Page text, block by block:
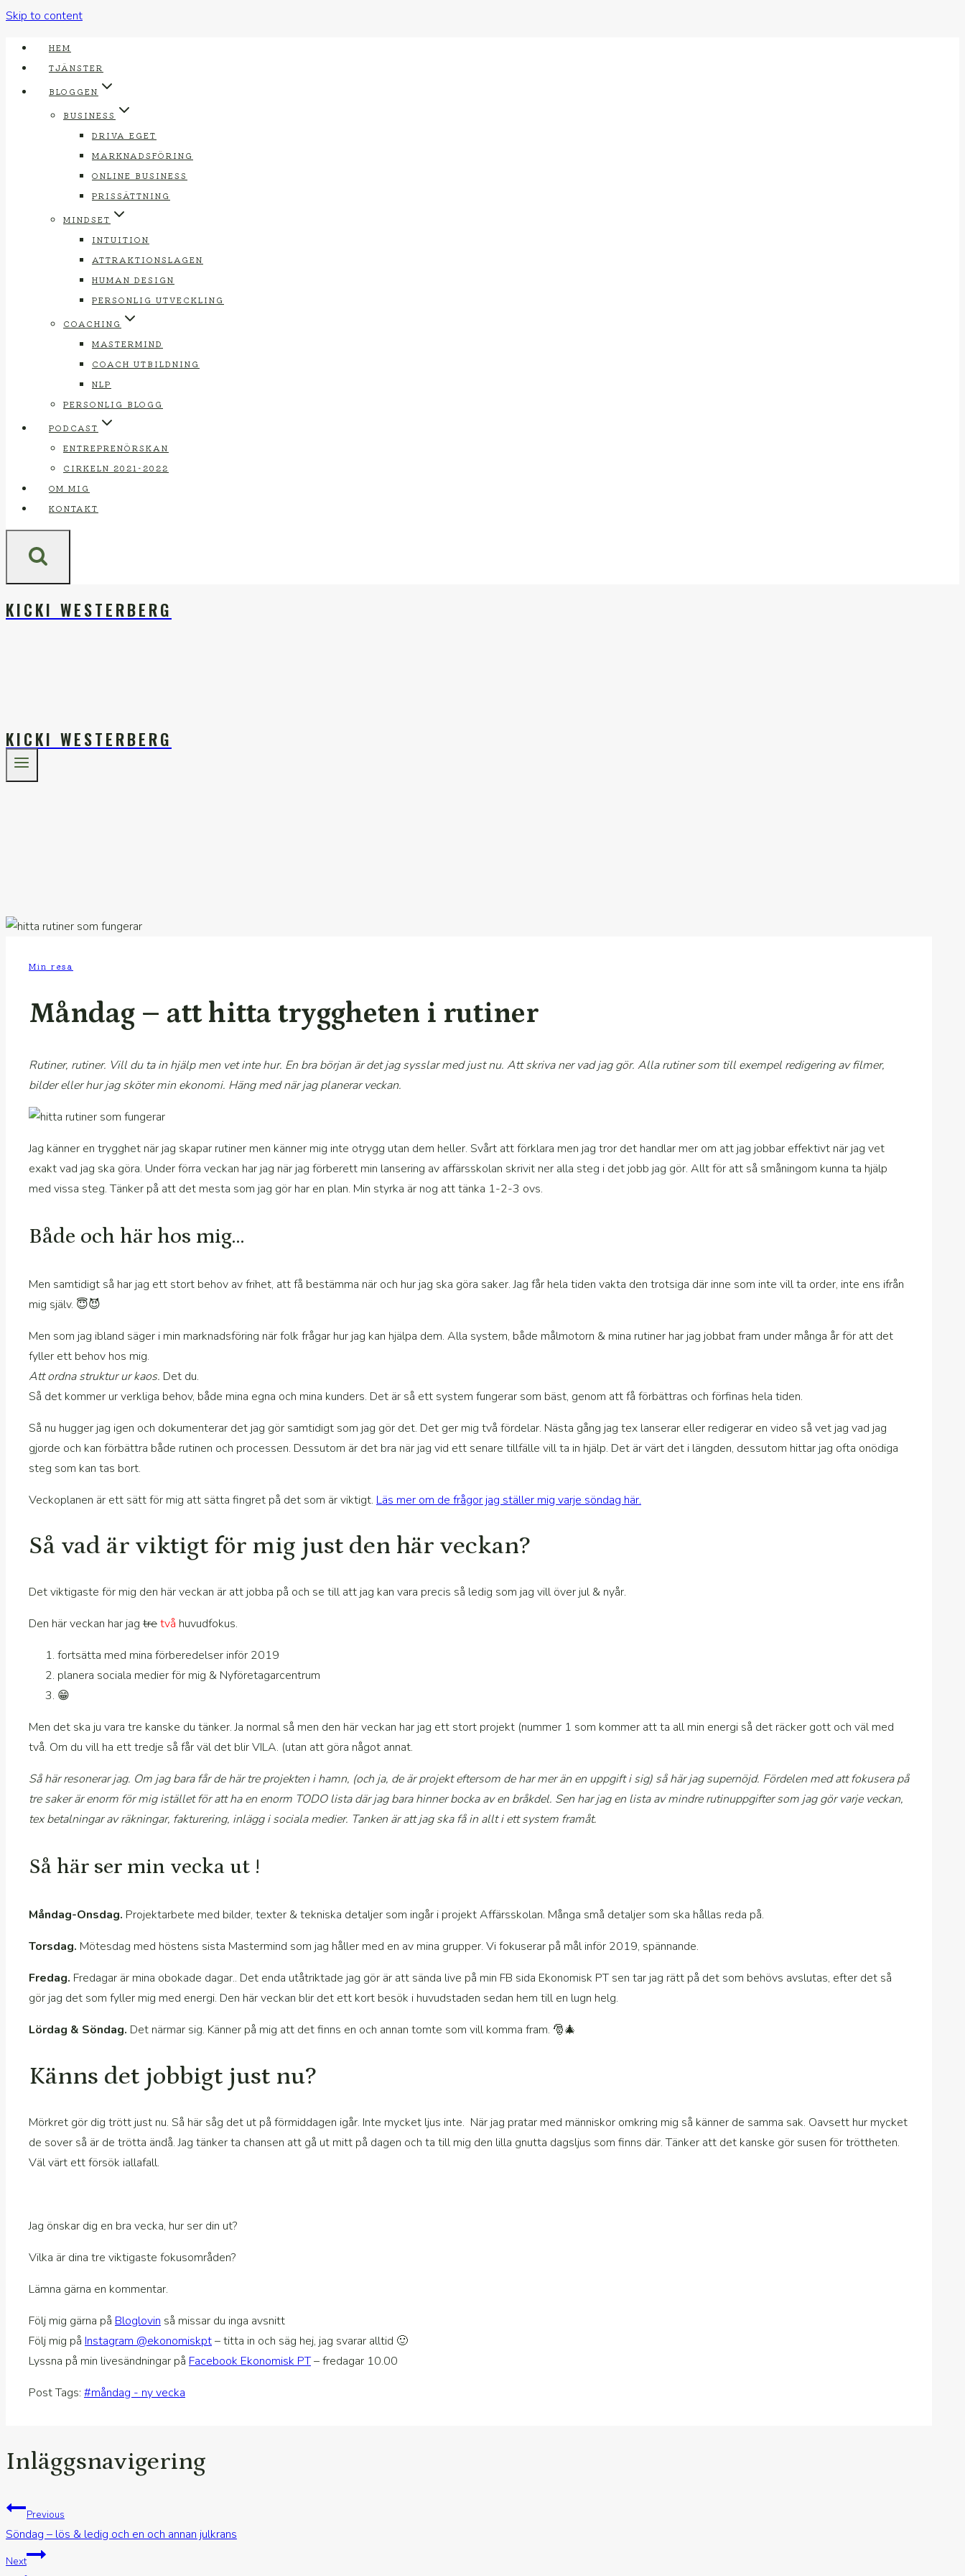
Skip to content
HEM
TJÄNSTER
BLOGGEN
BUSINESS
DRIVA EGET
MARKNADSFÖRING
ONLINE BUSINESS
PRISSÄTTNING
MINDSET
INTUITION
ATTRAKTIONSLAGEN
HUMAN DESIGN
PERSONLIG UTVECKLING
COACHING
MASTERMIND
COACH UTBILDNING
NLP
PERSONLIG BLOGG
PODCAST
ENTREPRENÖRSKAN
CIRKELN 2021-2022
OM MIG
KONTAKT
KICKI WESTERBERG
KICKI WESTERBERG
Min resa
Måndag – att hitta tryggheten i rutiner
Rutiner, rutiner. Vill du ta in hjälp men vet inte hur. En bra början är det jag sysslar med just nu. Att skriva ner vad jag gör. Alla rutiner som till exempel redigering av filmer,
bilder eller hur jag sköter min ekonomi. Häng med när jag planerar veckan.
Jag känner en trygghet när jag skapar rutiner men känner mig inte otrygg utan dem heller. Svårt att förklara men jag tror det handlar mer om att jag jobbar effektivt när jag vet
exakt vad jag ska göra. Under förra veckan har jag när jag förberett min lansering av affärsskolan skrivit ner alla steg i det jobb jag gör. Allt för att så småningom kunna ta hjälp
med vissa steg. Tänker på att det mesta som jag gör har en plan. Min styrka är nog att tänka 1-2-3 ovs.
Både och här hos mig…
Men samtidigt så har jag ett stort behov av frihet, att få bestämma när och hur jag ska göra saker. Jag får hela tiden vakta den trotsiga där inne som inte vill ta order, inte ens ifrån
mig själv. 😇😈
Men som jag ibland säger i min marknadsföring när folk frågar hur jag kan hjälpa dem. Alla system, både målmotorn & mina rutiner har jag jobbat fram under många år för att det
fyller ett behov hos mig.
Att ordna struktur ur kaos. Det du.
Så det kommer ur verkliga behov, både mina egna och mina kunders. Det är så ett system fungerar som bäst, genom att få förbättras och förfinas hela tiden.
Så nu hugger jag igen och dokumenterar det jag gör samtidigt som jag gör det. Det ger mig två fördelar. Nästa gång jag tex lanserar eller redigerar en video så vet jag vad jag
gjorde och kan förbättra både rutinen och processen. Dessutom är det bra när jag vid ett senare tillfälle vill ta in hjälp. Det är värt det i längden, dessutom hittar jag ofta onödiga
steg som kan tas bort.
Veckoplanen är ett sätt för mig att sätta fingret på det som är viktigt. Läs mer om de frågor jag ställer mig varje söndag här.
Så vad är viktigt för mig just den här veckan?
Det viktigaste för mig den här veckan är att jobba på och se till att jag kan vara precis så ledig som jag vill över jul & nyår.
Den här veckan har jag tretvå huvudfokus.
fortsätta med mina förberedelser inför 2019
planera sociala medier för mig & Nyföretagarcentrum
😁
Men det ska ju vara tre kanske du tänker. Ja normal så men den här veckan har jag ett stort projekt (nummer 1 som kommer att ta all min energi så det räcker gott och väl med
två. Om du vill ha ett tredje så får väl det blir VILA. (utan att göra något annat.
Så här resonerar jag. Om jag bara får de här tre projekten i hamn, (och ja, de är projekt eftersom de har mer än en uppgift i sig) så här jag supernöjd. Fördelen med att fokusera på
tre saker är enorm för mig istället för att ha en enorm TODO lista där jag bara hinner bocka av en bråkdel. Sen har jag en lista av mindre rutinuppgifter som jag gör varje veckan,
tex betalningar av räkningar, fakturering, inlägg i sociala medier. Tanken är att jag ska få in allt i ett system framåt.
Så här ser min vecka ut !
Måndag-Onsdag. Projektarbete med bilder, texter & tekniska detaljer som ingår i projekt Affärsskolan. Många små detaljer som ska hållas reda på.
Torsdag. Mötesdag med höstens sista Mastermind som jag håller med en av mina grupper. Vi fokuserar på mål inför 2019, spännande.
Fredag. Fredagar är mina obokade dagar.. Det enda utåtriktade jag gör är att sända live på min FB sida Ekonomisk PT sen tar jag rätt på det som behövs avslutas, efter det så
gör jag det som fyller mig med energi. Den här veckan blir det ett kort besök i huvudstaden sedan hem till en lugn helg.
Lördag & Söndag. Det närmar sig. Känner på mig att det finns en och annan tomte som vill komma fram. 🎅🎄
Känns det jobbigt just nu?
Mörkret gör dig trött just nu. Så här såg det ut på förmiddagen igår. Inte mycket ljus inte. När jag pratar med människor omkring mig så känner de samma sak. Oavsett hur mycket
de sover så är de trötta ändå. Jag tänker ta chansen att gå ut mitt på dagen och ta till mig den lilla gnutta dagsljus som finns där. Tänker att det kanske gör susen för tröttheten.
Väl värt ett försök iallafall.
Jag önskar dig en bra vecka, hur ser din ut?
Vilka är dina tre viktigaste fokusområden?
Lämna gärna en kommentar.
Följ mig gärna på Bloglovin så missar du inga avsnitt
Följ mig på Instagram @ekonomiskpt– titta in och säg hej, jag svarar alltid 🙂
Lyssna på min livesändningar på Facebook Ekonomisk PT– fredagar 10.00
Post Tags: #måndag - ny vecka
Inläggsnavigering
Previous
Söndag – lös & ledig och en och annan julkrans
Next